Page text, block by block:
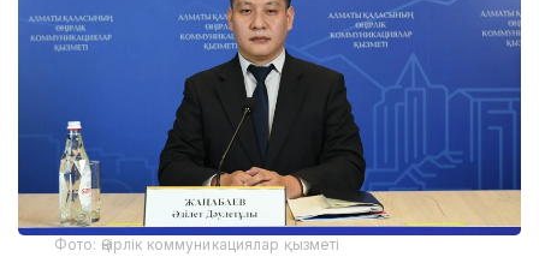
Фото: Өңірлік коммуникациялар қызметі